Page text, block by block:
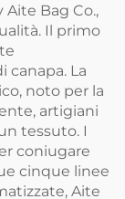
Bag Co.,
Il primo
canapa. La
noto per la
artigiani
tessuto. I
coniugare
cinque linee
Aite